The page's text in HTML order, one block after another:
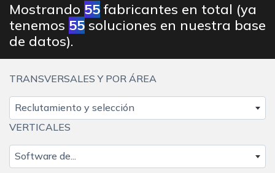
Mostrando 55fabricantes en total (ya
tenemos 55 soluciones en nuestra base
de datos).
TRANSVERSALES Y POR ÁREA
Reclutamiento y selección
VERTICALES
Software de...